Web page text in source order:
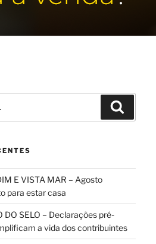
E VISTA MAR – Agosto
para estar casa
DO SELO – Declarações pré-
a vida dos contribuintes